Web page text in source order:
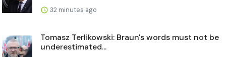
32 minutes ago
Tomasz Terlikowski: Braun's words must not be
underestimated...